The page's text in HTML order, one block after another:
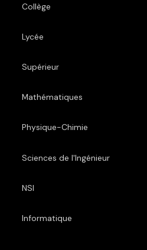
Collège
Lycée
Supérieur
Mathématiques
Physique-Chimie
Sciences de l'Ingénieur
NSI
Informatique